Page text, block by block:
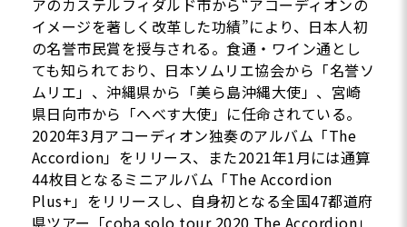
アのカステルフィダルド市から“アコーディオンの
イメージを著しく改革した功績”により、日本人初
の名誉市民賞を授与される。食通・ワイン通とし
ても知られており、日本ソムリエ協会から「名誉ソ
ムリエ」、沖縄県から「美ら島沖縄大使」、宮崎
県日向市から「へべす大使」に任命されている。
2020年3月アコーディオン独奏のアルバム「The
Accordion」をリリース、また2021年1月には通算
44枚目となるミニアルバム「The Accordion
Plus+」をリリースし、自身初となる全国47都道府
県ツアー「coba solo tour 2020 The Accordion」